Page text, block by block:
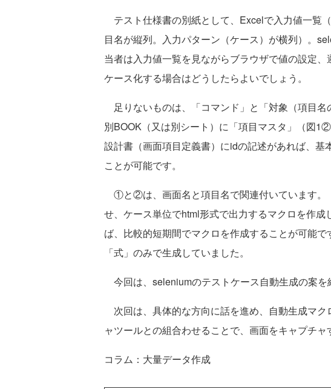
テスト仕様書の別紙として、Excelで入力値一覧
目名が縦列。入力パターン（ケース）が横列）。
当者は入力値一覧を見ながらブラウザで値の設定
ケース化する場合はどうしたらよいでしょう。
足りないものは、「コマンド」と「対象（項目
別BOOK（又は別シート）に「項目マスタ」（図
設計書（画面項目定義書）にidの記述があれば、基
ことが可能です。
①と②は、画面名と項目名で関連付いています。
せ、ケース単位でhtml形式で出力するマクロを作
ば、比較的短期間でマクロを作成することが可能
「式」のみで生成していました。
今回は、seleniumのテストケース自動生成の案を
次回は、具体的な方向に話を進め、自動生成マ
ャツールとの組合わせることで、画面をキャプチャ
コラム：大量データ作成